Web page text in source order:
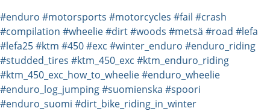
#enduro #motorsports #motorcycles #fail #crash
#compilation #wheelie#dirt#woods #metsä #road #lefa
#lefa25#ktm #450#exc #winter_enduro #enduro_riding
#studded_tires #ktm_450_exc #ktm_enduro_riding
#ktm_450_exc_how_to_wheelie#enduro_wheelie
#enduro_log_jumping#suomienska #spoori
#enduro_suomi #dirt_bike_riding_in_winter